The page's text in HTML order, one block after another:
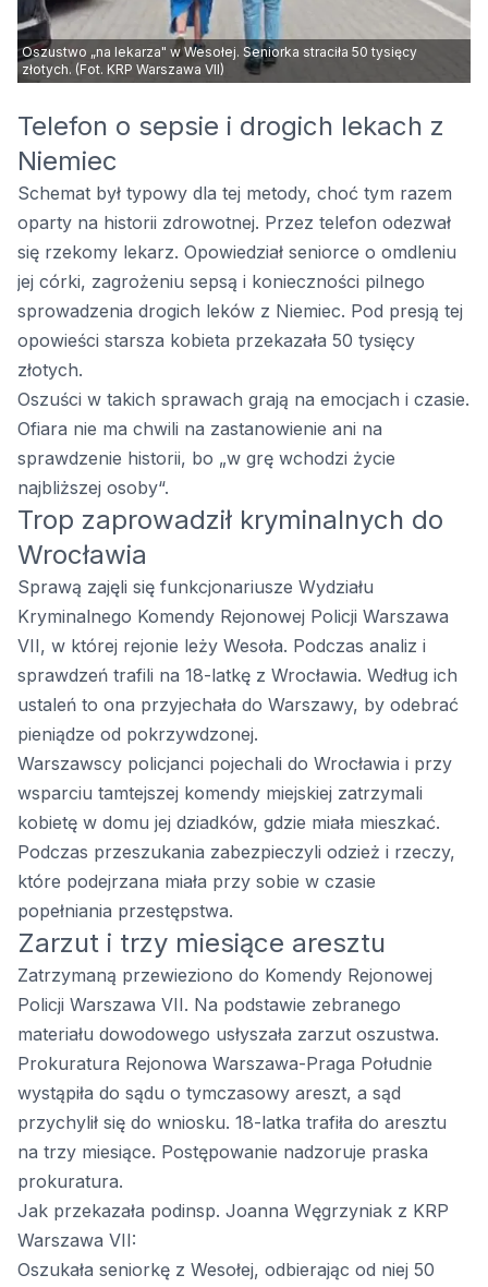
Oszustwo „na lekarza" w Wesołej. Seniorka straciła 50 tysięcy
złotych. (Fot. KRP Warszawa VII)
Telefon o sepsie i drogich lekach z
Niemiec
Schemat był typowy dla tej metody, choć tym razem
oparty na historii zdrowotnej. Przez telefon odezwał
się rzekomy lekarz. Opowiedział seniorce o omdleniu
jej córki, zagrożeniu sepsą i konieczności pilnego
sprowadzenia drogich leków z Niemiec. Pod presją tej
opowieści starsza kobieta przekazała 50 tysięcy
złotych.
Oszuści w takich sprawach grają na emocjach i czasie.
Ofiara nie ma chwili na zastanowienie ani na
sprawdzenie historii, bo „w grę wchodzi życie
najbliższej osoby“.
Trop zaprowadził kryminalnych do
Wrocławia
Sprawą zajęli się funkcjonariusze Wydziału
Kryminalnego Komendy Rejonowej Policji Warszawa
VII, w której rejonie leży Wesoła. Podczas analiz i
sprawdzeń trafili na 18-latkę z Wrocławia. Według ich
ustaleń to ona przyjechała do Warszawy, by odebrać
pieniądze od pokrzywdzonej.
Warszawscy policjanci pojechali do Wrocławia i przy
wsparciu tamtejszej komendy miejskiej zatrzymali
kobietę w domu jej dziadków, gdzie miała mieszkać.
Podczas przeszukania zabezpieczyli odzież i rzeczy,
które podejrzana miała przy sobie w czasie
popełniania przestępstwa.
Zarzut i trzy miesiące aresztu
Zatrzymaną przewieziono do Komendy Rejonowej
Policji Warszawa VII. Na podstawie zebranego
materiału dowodowego usłyszała zarzut oszustwa.
Prokuratura Rejonowa Warszawa-Praga Południe
wystąpiła do sądu o tymczasowy areszt, a sąd
przychylił się do wniosku. 18-latka trafiła do aresztu
na trzy miesiące. Postępowanie nadzoruje praska
prokuratura.
Jak przekazała podinsp. Joanna Węgrzyniak z KRP
Warszawa VII:
Oszukała seniorkę z Wesołej, odbierając od niej 50